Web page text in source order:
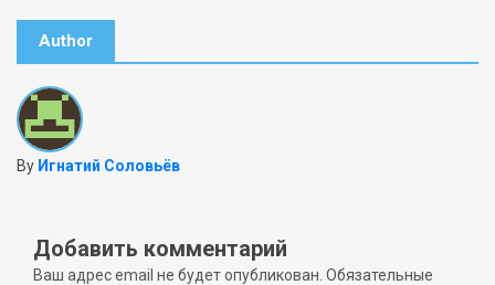
Author
By Игнатий Соловьёв
Добавить комментарий
Ваш адрес email не будет опубликован. Обязательные